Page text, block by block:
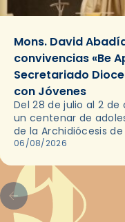
Mons. David
convivencias «Be
Secretariado
con Jóvenes
Del 28 de julio al 2
un centenar de
de la Archidiócesis
en las convivencias
06/08/2026